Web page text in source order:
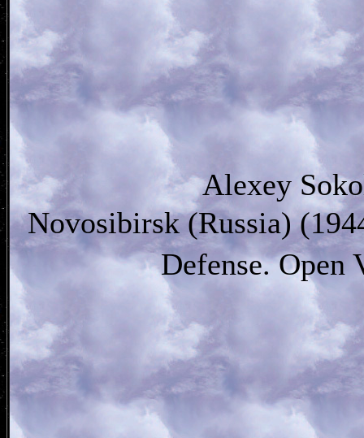
Alexey
Novosibirsk (Russia)
Defense. Open